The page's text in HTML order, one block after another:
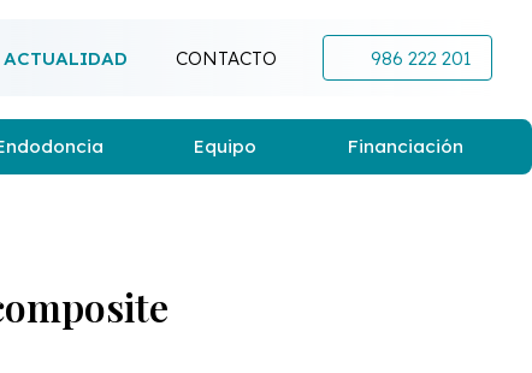
ACTUALIDAD CONTACTO 986 222 201
Equipo Financiación